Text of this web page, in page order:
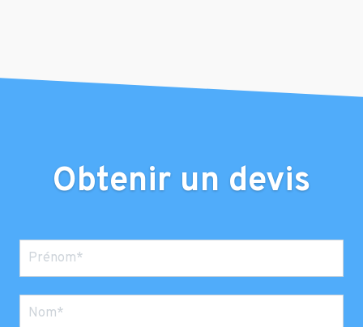
Obtenir un devis